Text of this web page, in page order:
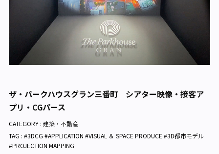
ザ・パークハウスグラン三番町 シアター映像・接客ア
プリ・CGパース
CATEGORY : 建築・不動産
TAG : #3DCG #APPLICATION #VISUAL ＆ SPACE PRODUCE #3D都市モデル
#PROJECTION MAPPING